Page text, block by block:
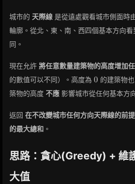
城市的 天際線 是從遠處觀看城市側面時
輪廓。從北、東、南、西四個基本方向看
同。
現在允許 將任意數量建築物的高度增加
的數值可以不同）。高度為 0
0 的建築物
築物的高度 不應 影響城市從任何基本方
返回 在不改變城市任何方向天際線的前
的最大總和 。
思路：貪心(Greedy) + 維
大值